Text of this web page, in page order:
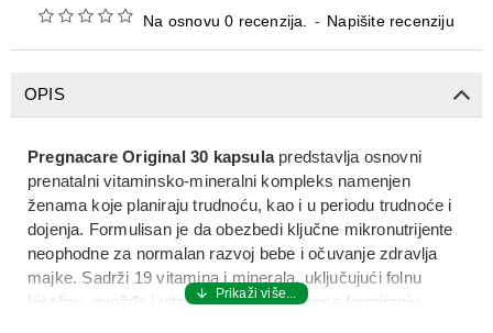
Na osnovu 0 recenzija. - Napišite recenziju
OPIS
Pregnacare Original 30 kapsulapredstavlja osnovni
prenatalni vitaminsko-mineralni kompleks namenjen
ženama koje planiraju trudnoću, kao i u periodu trudnoće i
dojenja. Formulisan je da obezbedi ključne mikronutrijente
neophodne za normalan razvoj bebe i očuvanje zdravlja
majke. Sadrži 19 vitamina i minerala, uključujući folnu
kiselinu, gvožđe i vitamin D, koji doprinose formiranju